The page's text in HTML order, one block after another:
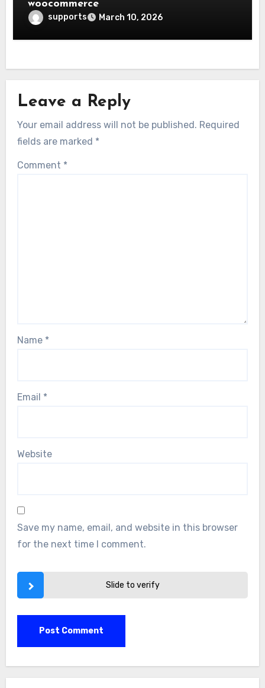
woocommerce
supports March 10, 2026
Leave a Reply
Your email address will not be published. Required
fields are marked *
Comment *
Name *
Email *
Website
Save my name, email, and website in this browser
for the next time I comment.
Slide to verify